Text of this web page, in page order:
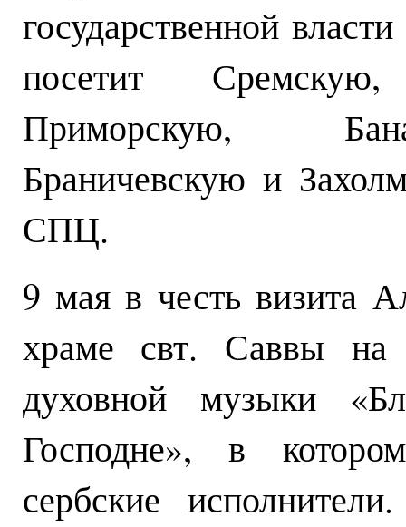
государственной
посетит
Приморскую,
Браничевскую и
СПЦ.
9 мая в честь визита
храме свт. Саввы на
духовной музыки
Господне», в
сербские